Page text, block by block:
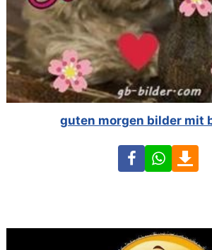
guten morgen bilder mit
Facebook